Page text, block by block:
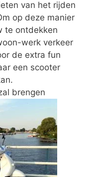
van het rijden
op deze manier
te ontdekken
werk verkeer
de extra fun
een scooter
brengen